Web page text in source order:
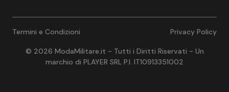
Termini e Condizioni Privacy Policy
© 2026 ModaMilitare.it - Tutti i Diritti Riservati - Un
marchio di PLAYER SRL P.I. IT10913351002